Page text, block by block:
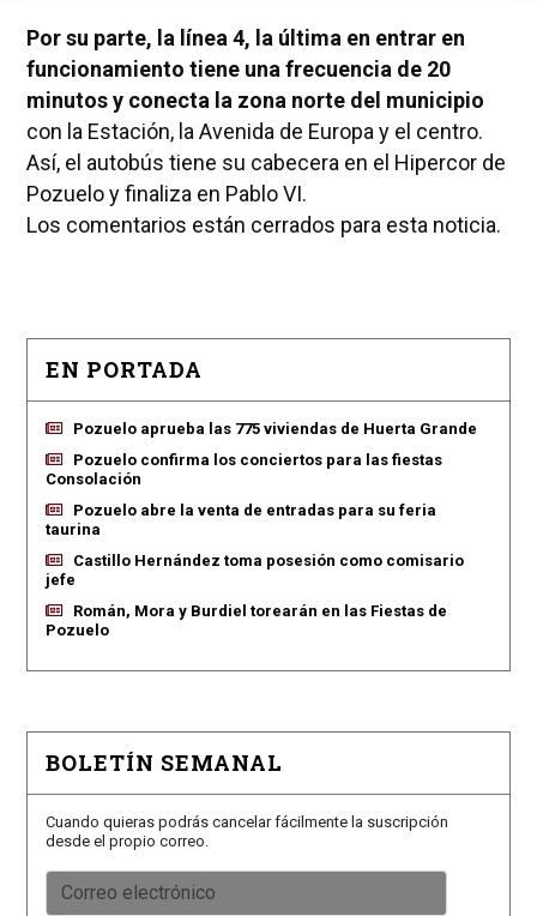
Por su parte, la línea 4, la última en entrar en
funcionamiento tiene una frecuencia de 20
minutos y conecta la zona norte del municipio
con la Estación, la Avenida de Europa y el centro.
Así, el autobús tiene su cabecera en el Hipercor de
Pozuelo y finaliza en Pablo VI.
Los comentarios están cerrados para esta noticia.
EN PORTADA
Pozuelo aprueba las 775 viviendas de Huerta Grande
Pozuelo confirma los conciertos para las fiestas
Consolación
Pozuelo abre la venta de entradas para su feria
taurina
Castillo Hernández toma posesión como comisario
jefe
Román, Mora y Burdiel torearán en las Fiestas de
Pozuelo
BOLETÍN SEMANAL
Cuando quieras podrás cancelar fácilmente la suscripción
desde el propio correo.